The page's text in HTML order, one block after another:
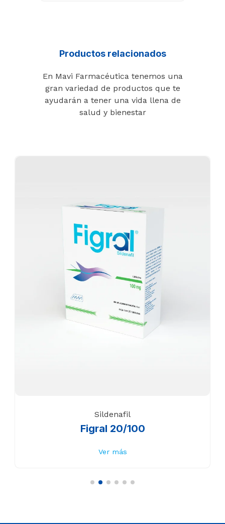
Productos relacionados
En Mavi Farmacéutica tenemos una
gran variedad de productos que te
ayudarán a tener una vida llena de
salud y bienestar
Sildenafil
Figral 20/100
Ver más